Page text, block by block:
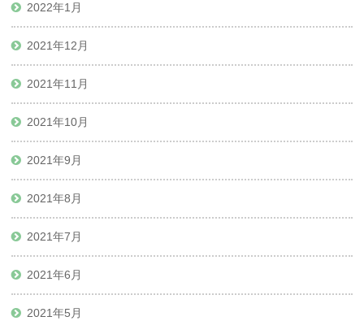
2022年1月
2021年12月
2021年11月
2021年10月
2021年9月
2021年8月
2021年7月
2021年6月
2021年5月